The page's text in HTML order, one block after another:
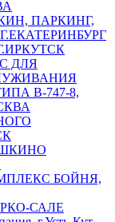
ПАРКИНГ,
ДЛЯ
В-747-8,
БОЙНЯ,
САЛЕ